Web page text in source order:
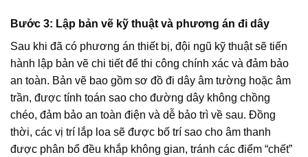
Bước 3: Lập bản vẽ kỹ thuật và phương án đi dây
Sau khi đã có phương án thiết bị, đội ngũ kỹ thuật sẽ tiến
hành lập bản vẽ chi tiết để thi công chính xác và đảm bảo
an toàn. Bản vẽ bao gồm sơ đồ đi dây âm tường hoặc âm
trần, được tính toán sao cho đường dây không chồng
chéo, đảm bảo an toàn điện và dễ bảo trì về sau. Đồng
thời, các vị trí lắp loa sẽ được bố trí sao cho âm thanh
được phân bổ đều khắp không gian, tránh các điểm “chết”